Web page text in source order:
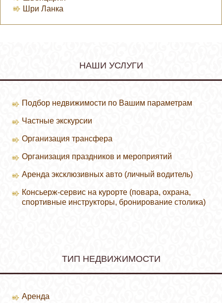
Шри Ланка
НАШИ УСЛУГИ
Подбор недвижимости по Вашим параметрам
Частные экскурсии
Организация трансфера
Организация праздников и мероприятий
Аренда эксклюзивных авто (личный водитель)
Консьерж-сервис на курорте (повара, охрана,
спортивные инструкторы, бронирование столика)
ТИП НЕДВИЖИМОСТИ
Аренда